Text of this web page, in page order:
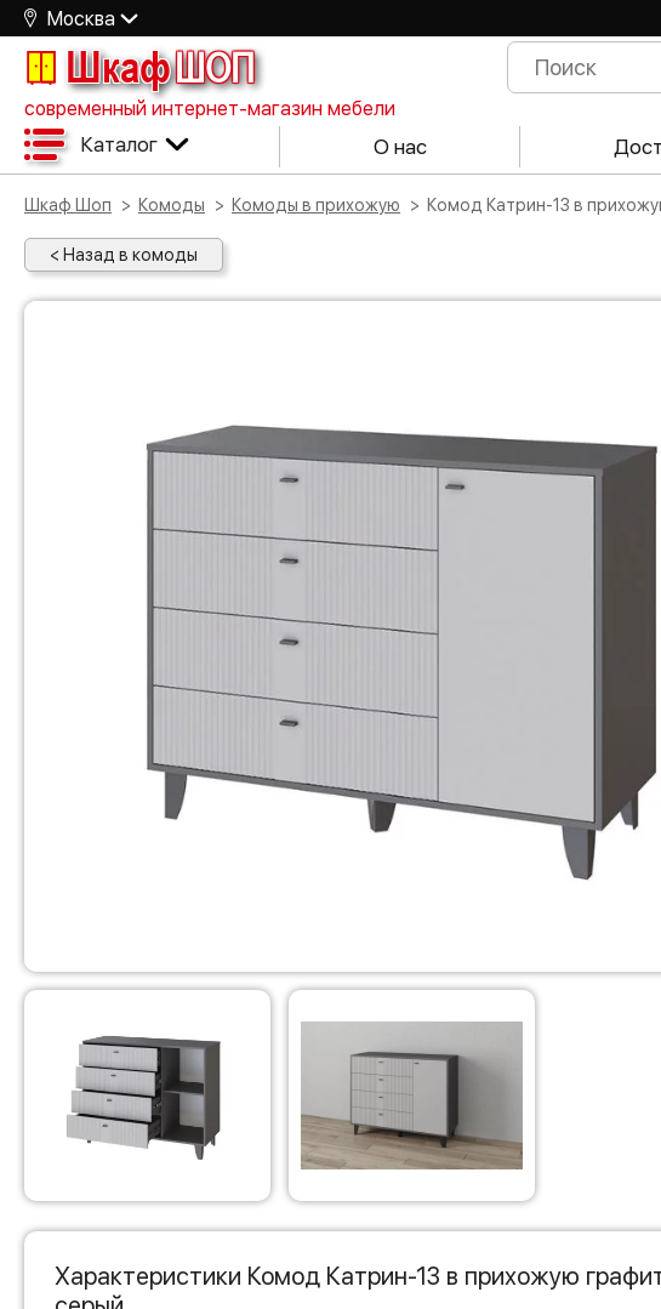
Москва
ШкафШОП
современный интернет-магазин мебели
Каталог О нас
Шкаф Шоп Комоды Комоды в прихожую Комод Катрин-13 в
< Назад в комоды
Характеристики Комод Катрин-13 в прихожую